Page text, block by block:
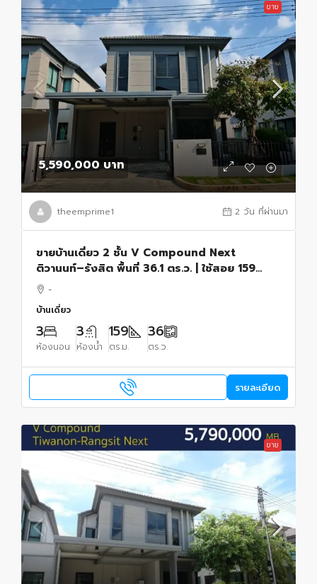
ขาย
5,590,000 บาท
theemprime1 2 วัน ที่ผ่านมา
ขายบ้านเดี่ยว 2 ชั้น V Compound Next
ติวานนท์–รังสิต พื้นที่ 36.1 ตร.ว. | ใช้สอย 159
ตร.ม.
-
บ้านเดี่ยว
3
ห้องนอน
3
ห้องน้ำ
159
ตร.ม.
36
ตร.ว.
รายละเอียด
ขาย